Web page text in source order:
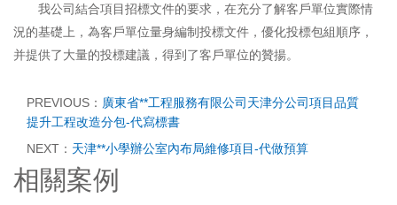
我公司結合項目招標文件的要求，在充分了解客戶單位實際情
況的基礎上，為客戶單位量身編制投標文件，優化投標包組順序，
并提供了大量的投標建議，得到了客戶單位的贊揚。
PREVIOUS： 廣東省**工程服務有限公司天津分公司項目品質
提升工程改造分包-代寫標書
NEXT： 天津**小學辦公室內布局維修項目-代做預算
相關案例